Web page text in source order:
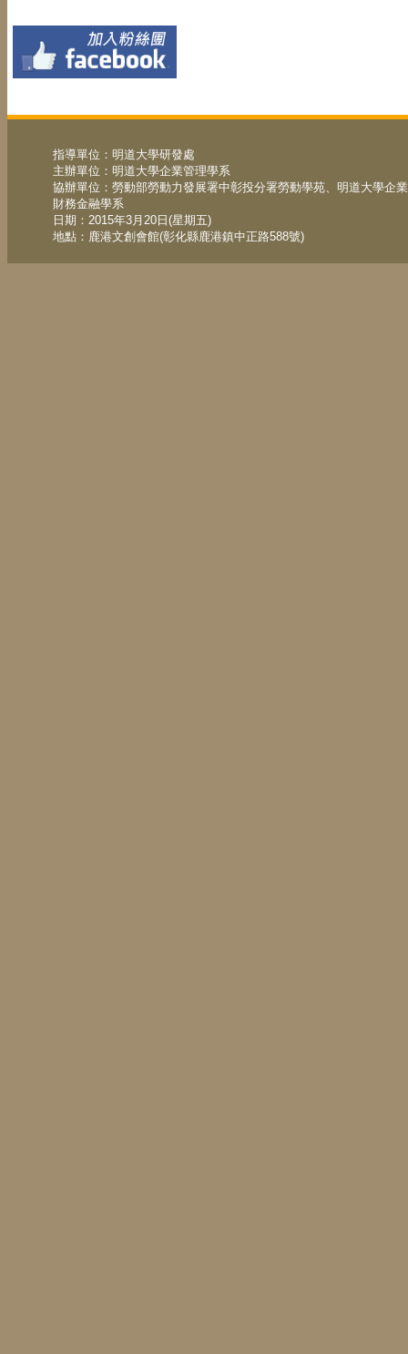
指導單位：明道大學研發處
主辦單位：明道大學企業管理學系
協辦單位：勞動部勞動力發展署中彰投分署勞動學苑、明道大學企
財務金融學系
日期：2015年3月20日(星期五)
地點：鹿港文創會館(彰化縣鹿港鎮中正路588號)